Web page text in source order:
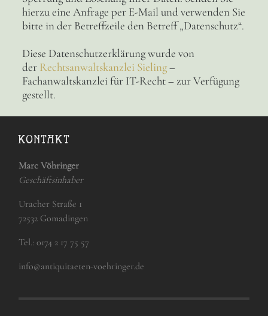
hierzu eine Anfrage per E-Mail und verwenden Sie
bitte in der Betreffzeile den Betreff „Datenschutz“.
Diese Datenschutzerklärung wurde von
der Rechtsanwaltskanzlei Sieling–
Fachanwaltskanzlei für IT-Recht – zur Verfügung
gestellt.
KONTAKT
Marc Vöhringer
Geschäftsinhaber
Uracher Straße 1
72532 Gomadingen
Tel.:0174 2 17 75 57
info@antiquitaeten-voehringer.de